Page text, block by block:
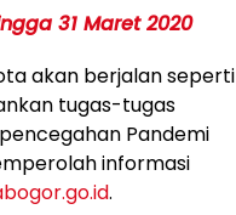
31 Maret 2020
akan berjalan seperti
tugas-tugas
Pandemi
informasi
.